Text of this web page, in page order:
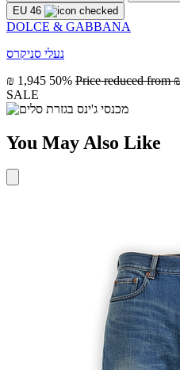
EU 46
DOLCE & GABBANA
נעלי סניקרס
₪ 1,945 50% Price reduced from
SALE
You May Also Like